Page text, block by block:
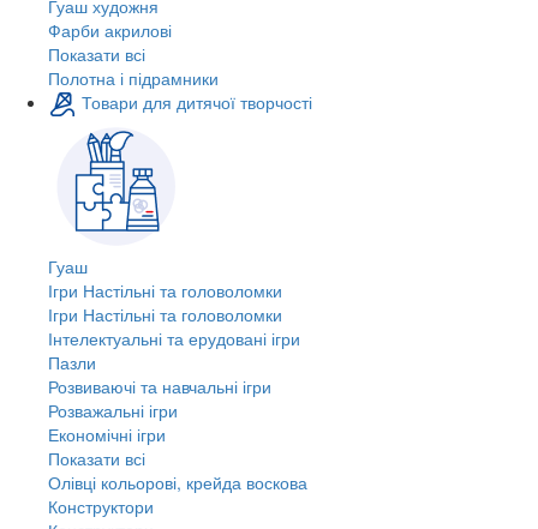
Гуаш художня
Фарби акрилові
Показати всі
Полотна і підрамники
Товари для дитячої творчості
Гуаш
Ігри Настільні та головоломки
Ігри Настільні та головоломки
Інтелектуальні та ерудовані ігри
Пазли
Розвиваючі та навчальні ігри
Розважальні ігри
Економічні ігри
Показати всі
Олівці кольорові, крейда воскова
Конструктори